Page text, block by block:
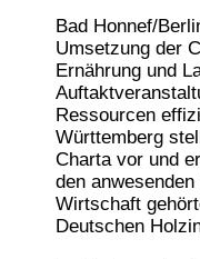
Bad Honnef/
Umsetzung der
Ernährung und
Ressourcen
Württemberg
Charta vor und
den
Wirtschaft
Deutschen